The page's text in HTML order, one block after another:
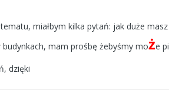
miałbym kilka pytań: jak duże
budynkach, mam prośbę żebyśmy może
dzięki